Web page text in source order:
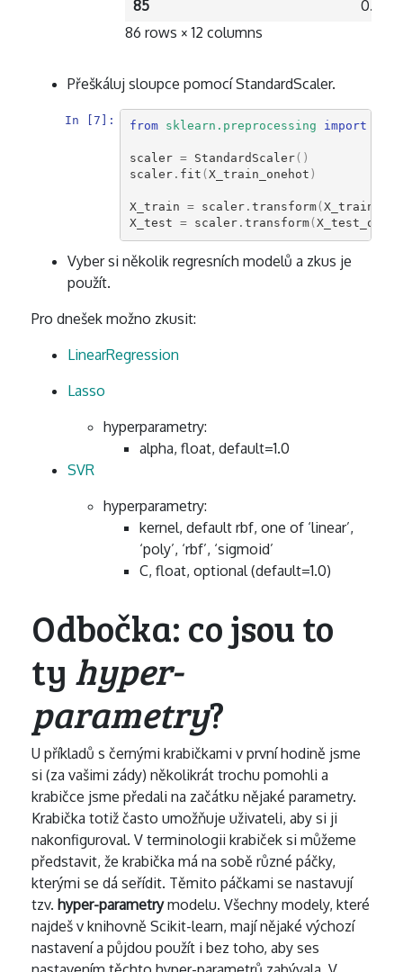
85
0.0
86 rows × 12 columns
Přeškáluj sloupce pomocí StandardScaler.
In [7]: from sklearn.preprocessing import
scaler = StandardScaler()
scaler. fit ( X_train_onehot )
X_train = scaler. transform(
X_test = scaler. transform(
Vyber si několik regresních modelů a zkus je
použít.
Pro dnešek možno zkusit:
LinearRegression
Lasso
hyperparametry:
alpha, float, default=1.0
SVR
hyperparametry:
kernel, default rbf, one of ‘linear’,
‘poly’, ‘rbf’, ‘sigmoid’
C, float, optional (default=1.0)
Odbočka: co jsou to
ty hyper-
parametry?
U příkladů s černými krabičkami v první hodině jsme
si (za vašimi zády) několikrát trochu pomohli a
krabičce jsme předali na začátku nějaké parametry.
Krabička totiž často umožňuje uživateli, aby si ji
nakonfiguroval. V terminologii krabiček si můžeme
představit, že krabička má na sobě různé páčky,
kterými se dá seřídit. Těmito páčkami se nastavují
tzv. hyper-parametrymodelu. Všechny modely, které
najdeš v knihovně Scikit-learn, mají nějaké výchozí
nastavení a půjdou použít i bez toho, aby ses